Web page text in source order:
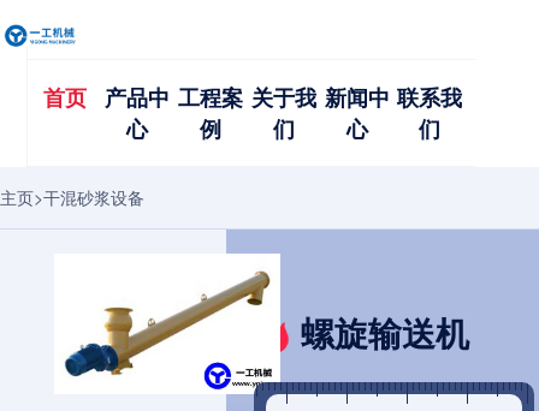
首页
产品中
心
工程案
例
关于我
们
新闻中
心
联系我
们
主页>干混砂浆设备
螺旋输送机